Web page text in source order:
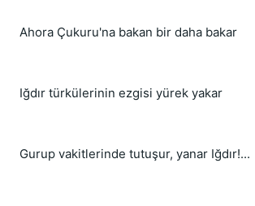
Ahora Çukuru'na bakan bir daha bakar
Iğdır türkülerinin ezgisi yürek yakar
Gurup vakitlerinde tutuşur, yanar Iğdır!...